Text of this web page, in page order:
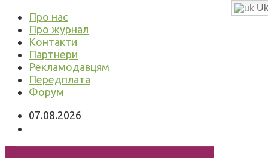
Про нас
Про журнал
Контакти
Партнери
Рекламодавцям
Передплата
Форум
07.08.2026